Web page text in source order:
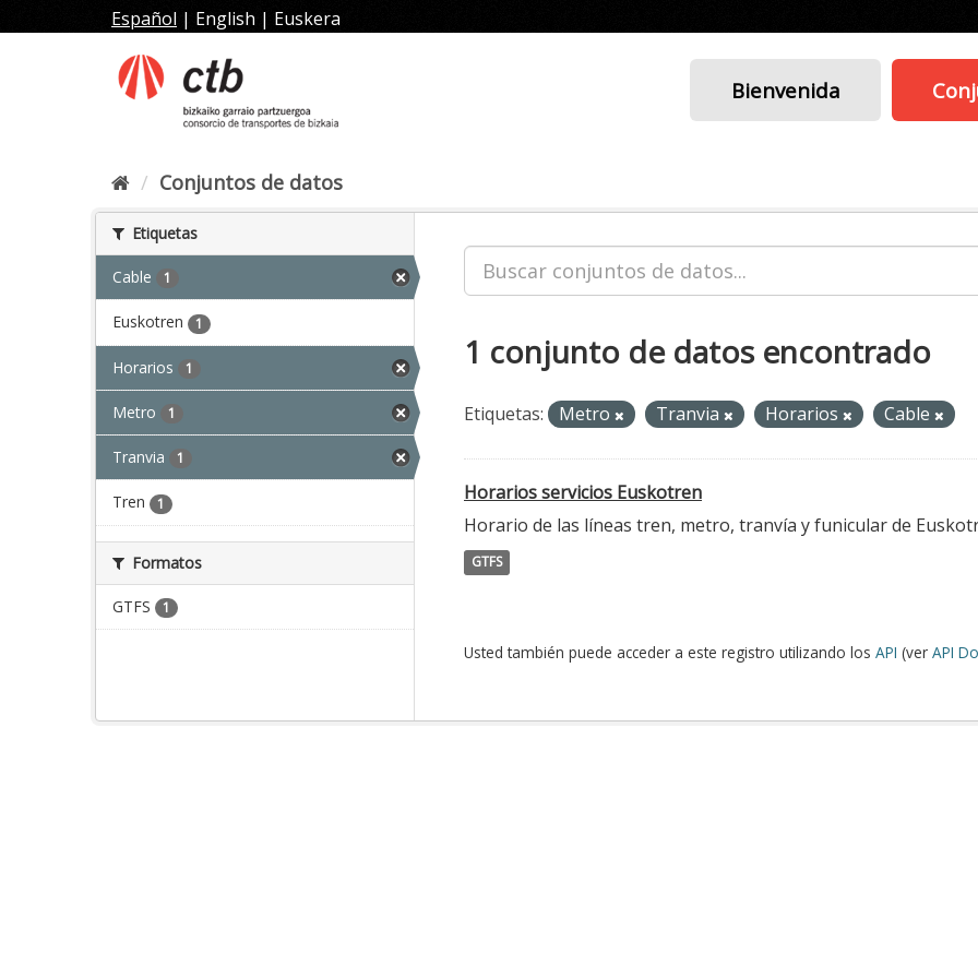
al
Español | English | Euskera
Bienvenida
Conjuntos de datos
Etiquetas
Cable 1
Euskotren 1
Horarios 1
Metro 1
Tranvia 1
Tren 1
Formatos
GTFS 1
1 conjunto de datos encontrado
Etiquetas: Metro Tranvia Horarios Cable
Horarios servicios Euskotren
Horario de las líneas tren, metro, tranvía y funicular de
GTFS
Usted también puede acceder a este registro utilizando los API (ver API